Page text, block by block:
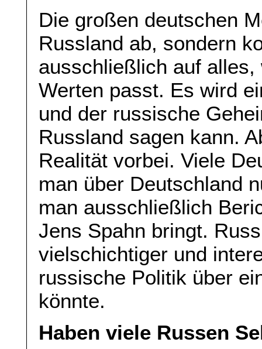
Die großen deutschen
Russland ab, sondern
ausschließlich auf
Werten passt. Es wird
und der russische
Russland sagen kann.
Realität vorbei. Viele
man über Deutschland
man ausschließlich
Jens Spahn bringt.
vielschichtiger und
russische Politik über
könnte.
Haben viele Russen